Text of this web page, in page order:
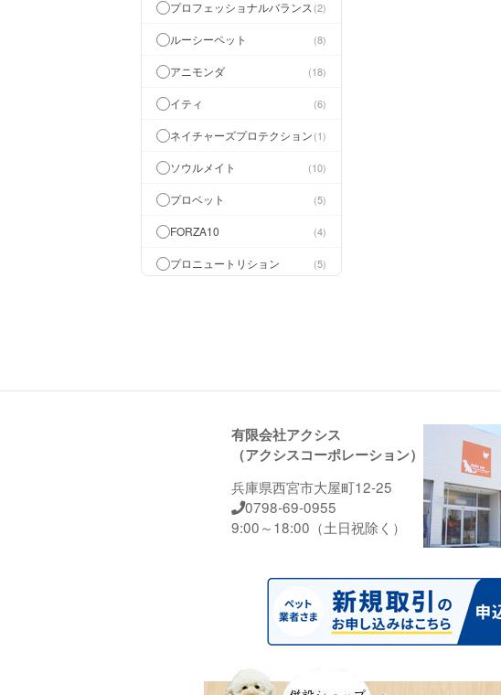
プロフェッショナルバランス 2
ルーシーペット 8
アニモンダ 18
イティ 6
ネイチャーズプロテクション 1
ソウルメイト 10
プロベット 5
FORZA10 4
プロニュートリション 5
ペットカインド 1
ロットプレミア 1
ペッツルート 4
2
1
カントリーロード
有限会社アクシス
（アクシスコーポレーション）
兵庫県西宮市大屋町12-25
0798-69-0955
9:00～18:00（土日祝除く）